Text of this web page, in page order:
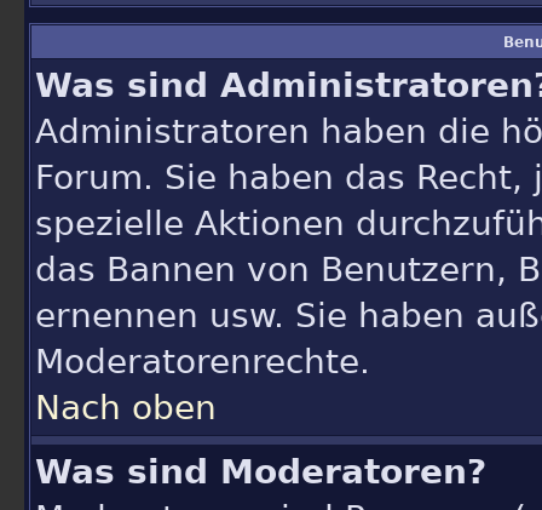
Was sind
Administratoren haben die
Forum. Sie haben das
spezielle Aktionen
das Bannen von Benutzern,
ernennen usw. Sie haben
Moderatorenrechte.
Nach oben
Was sind Moderatoren?